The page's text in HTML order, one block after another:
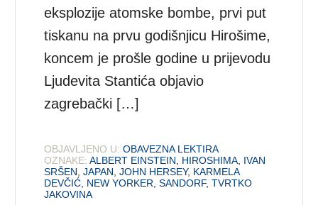
eksplozije atomske bombe, prvi put
tiskanu na prvu godišnjicu Hirošime,
koncem je prošle godine u prijevodu
Ljudevita Stantića objavio
zagrebački […]
OBJAVLJENO U: OBAVEZNA LEKTIRA
OZNAKE: ALBERT EINSTEIN HIROSHIMA IVAN
SRŠEN ,JAPAN ,JOHN HERSEY, KARMELA
DEVČIĆ NEW YORKER ,SANDORF,TVRTKO
JAKOVINA